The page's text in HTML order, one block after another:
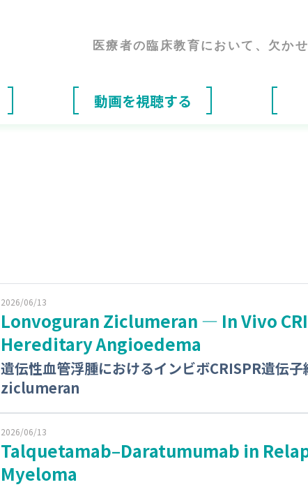
医療者の臨床教育において、 欠か
動画を視聴する
2026/06/13
Lonvoguran Ziclumeran — In Vivo
Hereditary Angioedema
遺伝性血管浮腫におけるインビボCRISPR遺伝
ziclumeran
2026/06/13
Talquetamab–Daratumumab in
Myeloma